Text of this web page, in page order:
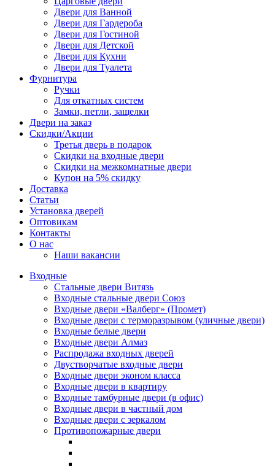
Двери для Ванной
Двери для Гардероба
Двери для Гостиной
Двери для Детской
Двери для Кухни
Двери для Туалета
Фурнитура
Ручки
Для откатных систем
Замки, петли, защелки
Двери на заказ
Скидки/Акции
Третья дверь в подарок
Скидки на входные двери
Скидки на межкомнатные двери
Купон на 5% скидку
Доставка
Статьи
Установка дверей
Оптовикам
Контакты
О нас
Наши вакансии
Входные
Стальные двери Витязь
Входные стальные двери Союз
Входные двери «Валберг» (Промет)
Входные двери с терморазрывом (уличные двери)
Входные белые двери
Входные двери Алмаз
Распродажа входных дверей
Двустворчатые входные двери
Входные двери эконом класса
Входные двери в квартиру
Входные тамбурные двери (в офис)
Входные двери в частный дом
Входные двери с зеркалом
Противопожарные двери